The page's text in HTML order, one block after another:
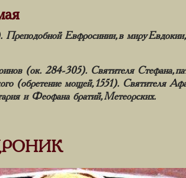
Евфросинии, в миру
(ок. 284-305). Святителя Стефана,
(обретение мощей, 1551). Святителя
и Феофана братий, Метеорских.